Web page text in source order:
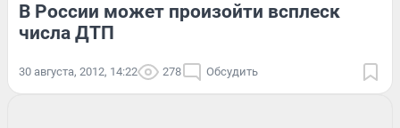
В России может произойти всплеск
числа ДТП
30 августа, 2012, 14:22 278 Обсудить